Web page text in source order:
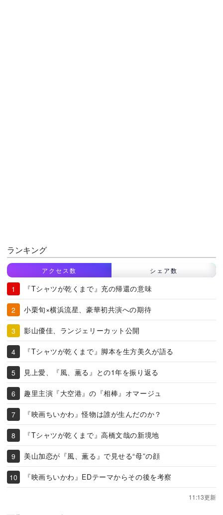
ランキング
アクセス数 シェア数
『Tシャツが乾くまで』充の帰還の意味
小栗旬×横浜流星、豪華初共演への期待
影山優佳、ランジェリーカット公開
『Tシャツが乾くまで』脚本を生方美久が語る
見上愛、『風、薫る』との1年を振り返る
趣里主演『大空港』の『相棒』オマージュ
『映画ちいかわ』怪物は誰が生んだのか？
『Tシャツが乾くまで』高橋文哉の新境地
美山加恋が『風、薫る』で見せる“母”の顔
『映画ちいかわ』EDテーマからその後を考察
11:13更新